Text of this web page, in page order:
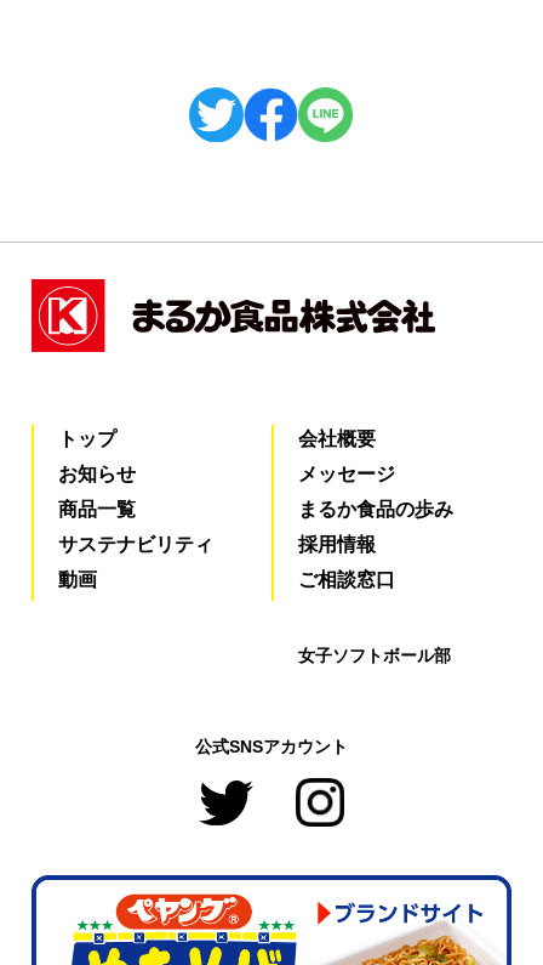
トップ
お知らせ
商品一覧
サステナビリティ
動画
会社概要
メッセージ
まるか食品の歩み
採用情報
ご相談窓口
公式SNSアカウント
女子ソフトボール部